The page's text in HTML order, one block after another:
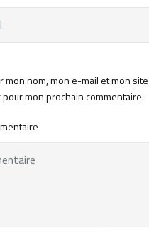
mon nom, mon e-mail et mon
mon prochain commentaire.